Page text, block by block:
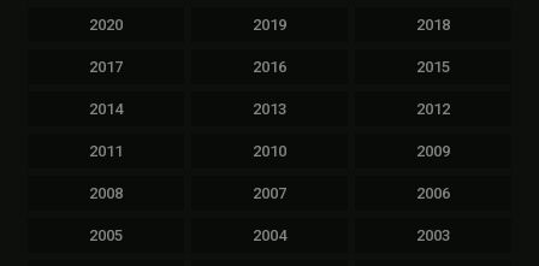
2020 2019 2018
2017 2016 2015
2014 2013 2012
2011 2010 2009
2008 2007 2006
2005 2004 2003